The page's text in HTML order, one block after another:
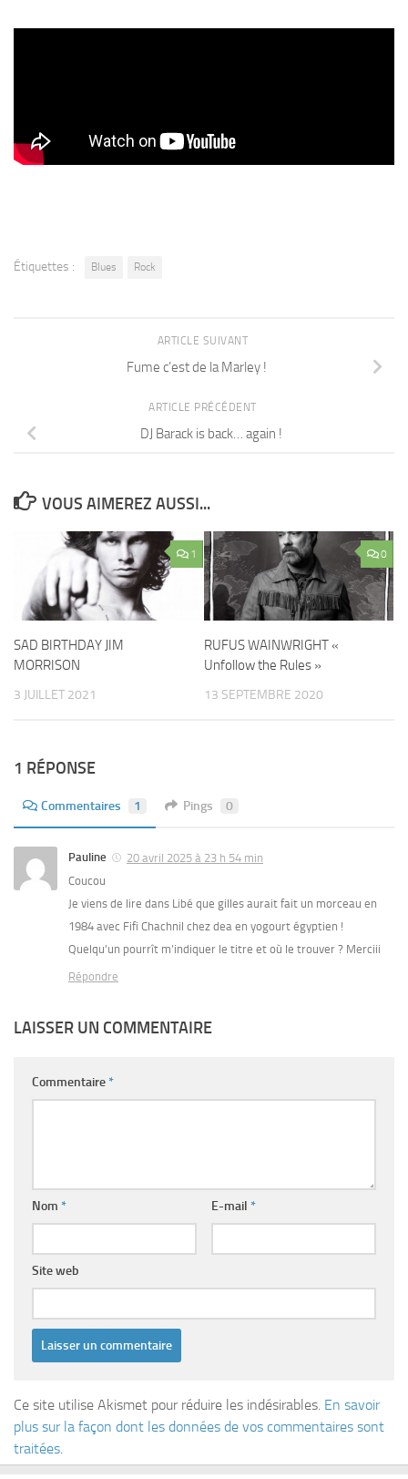
Étiquettes : Blues Rock
ARTICLE SUIVANT
Fume c’est de la Marley !
ARTICLE PRÉCÉDENT
DJ Barack is back… again !
VOUS AIMEREZ AUSSI...
1
SAD BIRTHDAY JIM
MORRISON
3 JUILLET 2021
0
RUFUS WAINWRIGHT «
Unfollow the Rules »
13 SEPTEMBRE 2020
1 RÉPONSE
Commentaires 1 Pings 0
Pauline
20 avril 2025 à 23 h 54 min
Coucou
Je viens de lire dans Libé que gilles aurait fait un morceau en
1984 avec Fifi Chachnil chez dea en yogourt égyptien !
Quelqu’un pourrît m’indiquer le titre et où le trouver ? Merciii
Répondre
LAISSER UN COMMENTAIRE
Commentaire*
Nom * E-mail *
Site web
Ce site utilise Akismet pour réduire les indésirables. En savoir
plus sur la façon dont les données de vos commentaires sont
traitées.